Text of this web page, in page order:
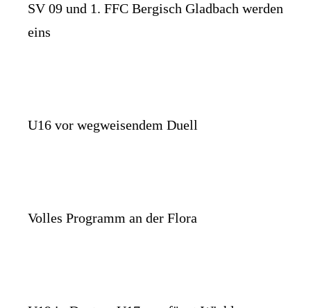
SV 09 und 1. FFC Bergisch Gladbach werden
eins
U16 vor wegweisendem Duell
Volles Programm an der Flora